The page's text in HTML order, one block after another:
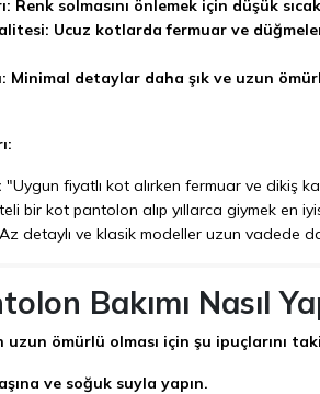
Renk solmasını önlemek için düşük
Ucuz kotlarda fermuar ve
Minimal detaylar daha şık ve uzun
"Uygun fiyatlı kot alırken fermuar ve dikiş
bir kot pantolon alıp yıllarca giymek en
detaylı ve klasik modeller uzun vadede
Bakımı Nasıl
ömürlü olması için şu ipuçlarını
ve soğuk suyla yapın.